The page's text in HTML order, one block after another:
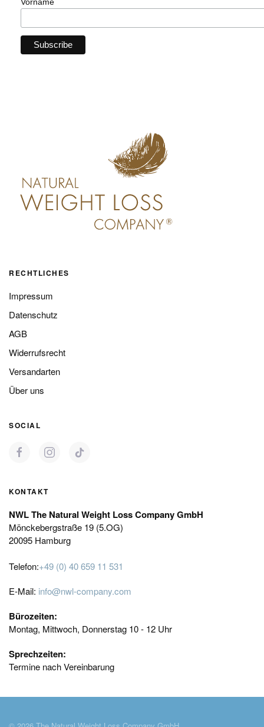
RECHTLICHES
Impressum
Datenschutz
AGB
Widerrufsrecht
Versandarten
Über uns
SOCIAL
KONTAKT
NWL The Natural Weight Loss Company GmbH
Mönckebergstraße 19 (5.OG)
20095 Hamburg
Telefon:+49 (0) 40 659 11 531
E-Mail: info@nwl-company.com
Bürozeiten:
Montag, Mittwoch, Donnerstag 10 - 12 Uhr
Sprechzeiten:
Termine nach Vereinbarung